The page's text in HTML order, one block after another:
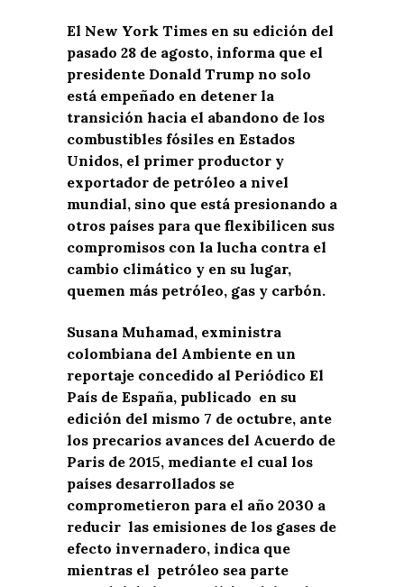
El New York Times en su edición del
pasado 28 de agosto, informa que el
presidente Donald Trump no solo
está empeñado en detener la
transición hacia el abandono de los
combustibles fósiles en Estados
Unidos, el primer productor y
exportador de petróleo a nivel
mundial, sino que está presionando a
otros países para que flexibilicen sus
compromisos con la lucha contra el
cambio climático y en su lugar,
quemen más petróleo, gas y carbón.
Susana Muhamad, exministra
colombiana del Ambiente en un
reportaje concedido al Periódico El
País de España, publicado en su
edición del mismo 7 de octubre, ante
los precarios avances del Acuerdo de
Paris de 2015, mediante el cual los
países desarrollados se
comprometieron para el año 2030 a
reducir las emisiones de los gases de
efecto invernadero, indica que
mientras el petróleo sea parte